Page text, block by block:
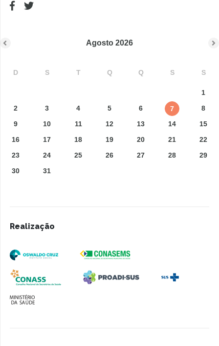
Agosto 2026
D S T Q Q S S
1
2
3 4 5 6 7
8
9
10 11 12 13 14
15
16
17 18 19 20 21
22
23
24 25 26 27 28
29
30
31
Realização